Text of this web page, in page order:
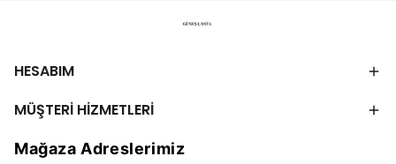
HESABIM
MÜŞTERİ HİZMETLERİ
Mağaza Adreslerimiz